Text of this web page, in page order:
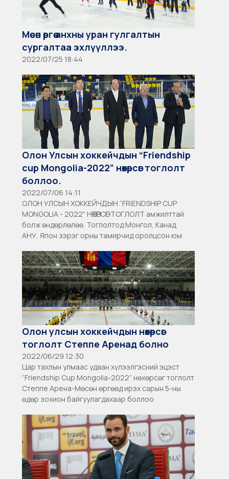
Мөсөн өргөө анхны уран гулгалтын
сургалтаа эхлүүллээ.
2022/07/25 18:44
Олон Улсын хоккейчдын “Friendship
cup Mongolia-2022” нөхөрсөг тоглолт
боллоо.
2022/07/06 14:11
ОЛОН УЛСЫН ХОККЕЙЧДЫН “FRIENDSHIP CUP
MONGOLIA - 2022" НӨХӨРСӨГ ТОГЛОЛТ амжилттай
болж өндөрлөлөө. Тоглолтод Монгол, Канад,
АНУ, Япон зэрэг орны тамирчид оролцсон юм
Олон улсын хоккейчдын нөхөрсөг
тоглолт Степпе Аренад болно
2022/06/29 12:30
Цар тахлын улмаас удаан хүлээлгэсний эцэст
“Friendship Cup Mongolia-2022” нөхөрсөг тоглолт
Степпе Арена-Мөсөн өргөөд ирэх сарын 5-ны
өдөр зохион байгуулагдахаар боллоо